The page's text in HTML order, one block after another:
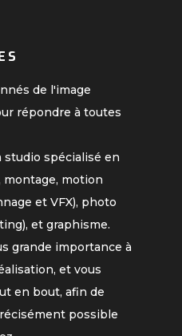
de l'image
répondre à toutes
studio spécialisé en
motion
et VFX), photo
et graphisme.
grande importance à
et vous
en bout, afin de
possible